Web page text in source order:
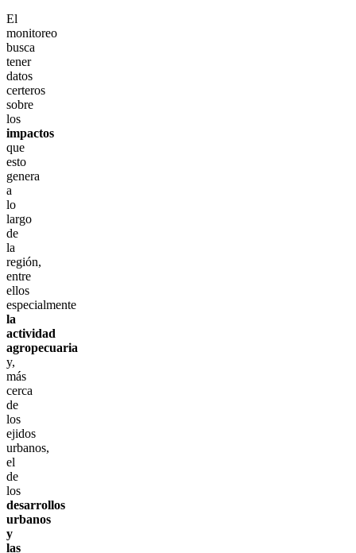
El
monitoreo
busca
tener
datos
certeros
sobre
los
impactos
que
esto
genera
a
lo
largo
de
la
región,
entre
ellos
especialmente
la
actividad
agropecuaria
y,
más
cerca
de
los
ejidos
urbanos,
el
de
los
desarrollos
urbanos
y
las